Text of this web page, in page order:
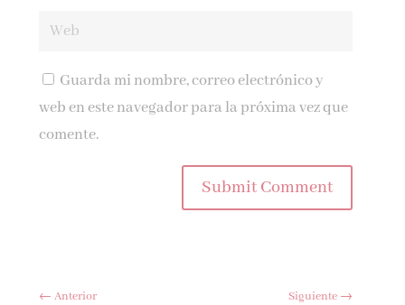
Guarda mi nombre, correo electrónico y
web en este navegador para la próxima vez que
comente.
Submit Comment
←Anterior Siguiente→